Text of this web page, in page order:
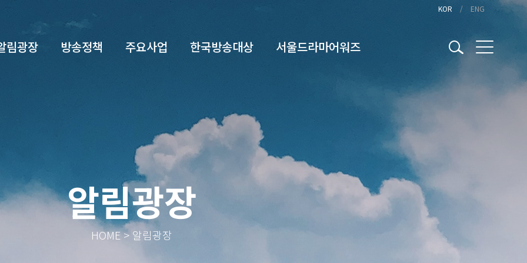
KOR ENG
림광장 방송정책 주요사업 한국방송대상 서울드라마어워즈
알림광장
HOME > 알림광장